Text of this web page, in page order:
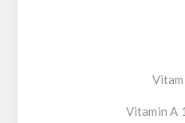
Vitamin A